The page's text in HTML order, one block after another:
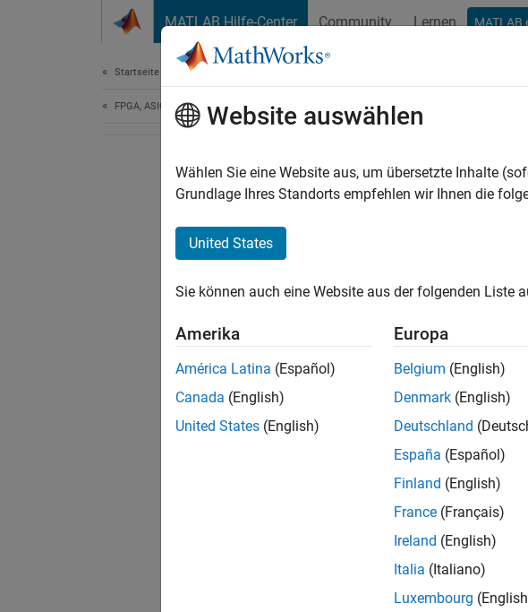
MATLAB Hilfe-Center Community Lernen MATLAB
Startseite der Dokumentation
FPGA, ASIC, and SoC DevelopmentWebsite auswählen
Wählen Sie eine Website aus, um übersetzte Inhalte
Grundlage Ihres Standorts empfehlen wir Ihnen die
United States
Sie können auch eine Website aus der folgenden Liste
Amerika
América Latina (Español)
Canada (English)
United States (English)
Europa
Belgium (English)
Denmark (English)
Deutschland
España (Español)
Finland (English)
France (Français)
Ireland (English)
Italia (Italiano)
Luxembourg